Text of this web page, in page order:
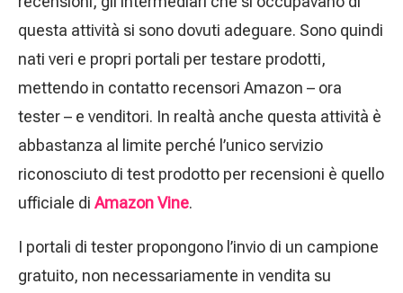
questa attività si sono dovuti adeguare. Sono quindi
nati veri e propri portali per testare prodotti,
mettendo in contatto recensori Amazon – ora
tester – e venditori. In realtà anche questa attività è
abbastanza al limite perché l’unico servizio
riconosciuto di test prodotto per recensioni è quello
ufficiale di Amazon Vine.
I portali di tester propongono l’invio di un campione
gratuito, non necessariamente in vendita su